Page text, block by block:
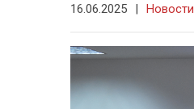
16.06.2025 | Новости